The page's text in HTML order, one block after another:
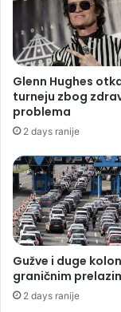
Glenn Hughes
turneju zbog
problema
2 days ranije
Gužve i duge
graničnim
2 days ranije